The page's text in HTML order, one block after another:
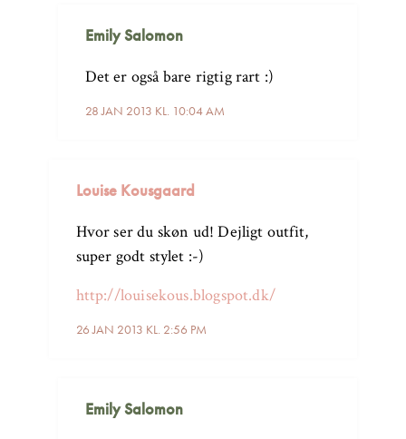
Emily Salomon
28 JAN 2013 KL. 10:04 AM
Det er også bare rigtig rart :)
Louise Kousgaard
26 JAN 2013 KL. 2:56 PM
Hvor ser du skøn ud! Dejligt outfit,
super godt stylet :-)
http://louisekous.blogspot.dk/
Emily Salomon